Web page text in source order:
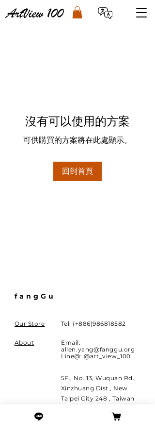
沒有可以使用的方案
可供購買的方案將在此處顯示。
回到首頁
fangGu
Our Store Tel: (+886)986818582
About
Email:
allen.yang@fanggu.org
Line@: @art_view_100
5F., No. 13, Wuquan Rd.,
Xinzhuang Dist., New
Taipei City 248 , Taiwan